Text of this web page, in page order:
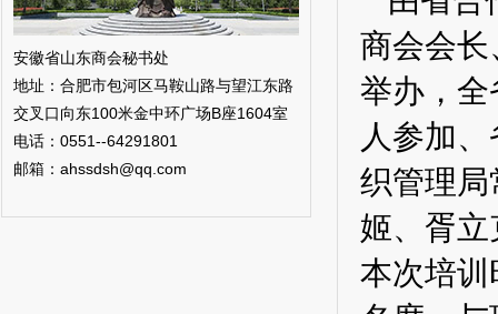
安徽省山东商会秘书处
地址：合肥市包河区马鞍山路与望江东路
交叉口向东100米金中环广场B座1604室
电话：0551--64291801
邮箱：ahssdsh@qq.com
商会会
举办，
人参加
织管理
姬、胥
本次培